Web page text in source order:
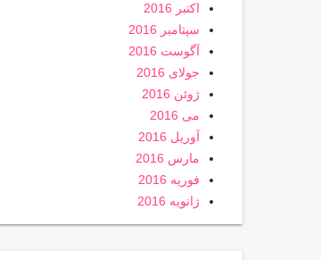
اکتبر 2016
سپتامبر 2016
آگوست 2016
جولای 2016
ژوئن 2016
می 2016
آوریل 2016
مارس 2016
فوریه 2016
ژانویه 2016